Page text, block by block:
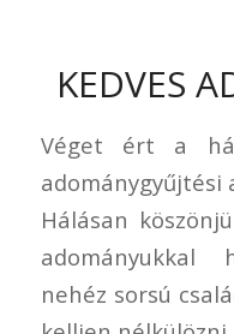
KEDVES
Véget ért a
adománygyűjtési
Hálásan
adományukkal
nehéz sorsú